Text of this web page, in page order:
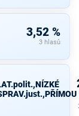
3,52 %
3 hlasů